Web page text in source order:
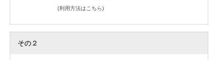
(利用方法はこちら)
その２